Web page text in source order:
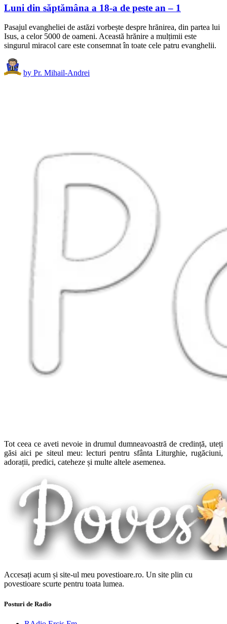
Luni din săptămâna a 18-a de peste an – 1
Pasajul evangheliei de astăzi vorbește despre hrănirea, din partea lui
Isus, a celor 5000 de oameni. Această hrănire a mulțimii este
singurul miracol care este consemnat în toate cele patru evanghelii.
by Pr. Mihail-Andrei
Tot ceea ce aveti nevoie in drumul dumneavoastră de credință, uteți
găsi aici pe siteul meu: lecturi pentru sfânta Liturghie, rugăciuni,
adorații, predici, cateheze și multe altele asemenea.
Accesați acum și site-ul meu povestioare.ro. Un site plin cu
povestioare scurte pentru toata lumea.
Posturi de Radio